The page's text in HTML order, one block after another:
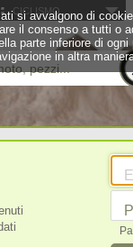
pezzi...
CICLISMO
si avvalgono di
il consenso a tutti o
parte inferiore di
in altra